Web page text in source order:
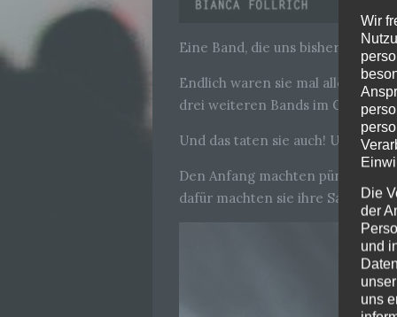
Eine Band, die uns bisher live
Endlich waren sie mal
drei weiteren Bands im Gepäck,
Und das taten sie auch! Und wie!
Den Anfang machten pünktlich
dafür machten sie ihre Sache
Wir
Die
der
und
uns